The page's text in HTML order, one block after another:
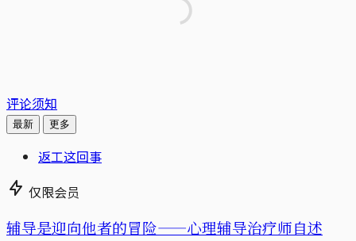
评论须知
最新 更多
返工这回事
仅限会员
辅导是迎向他者的冒险——心理辅导治疗师自述